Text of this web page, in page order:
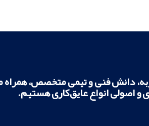
دانش فنی و تیمی متخصص،
و اصولی انواع عایق‌کاری هستیم.